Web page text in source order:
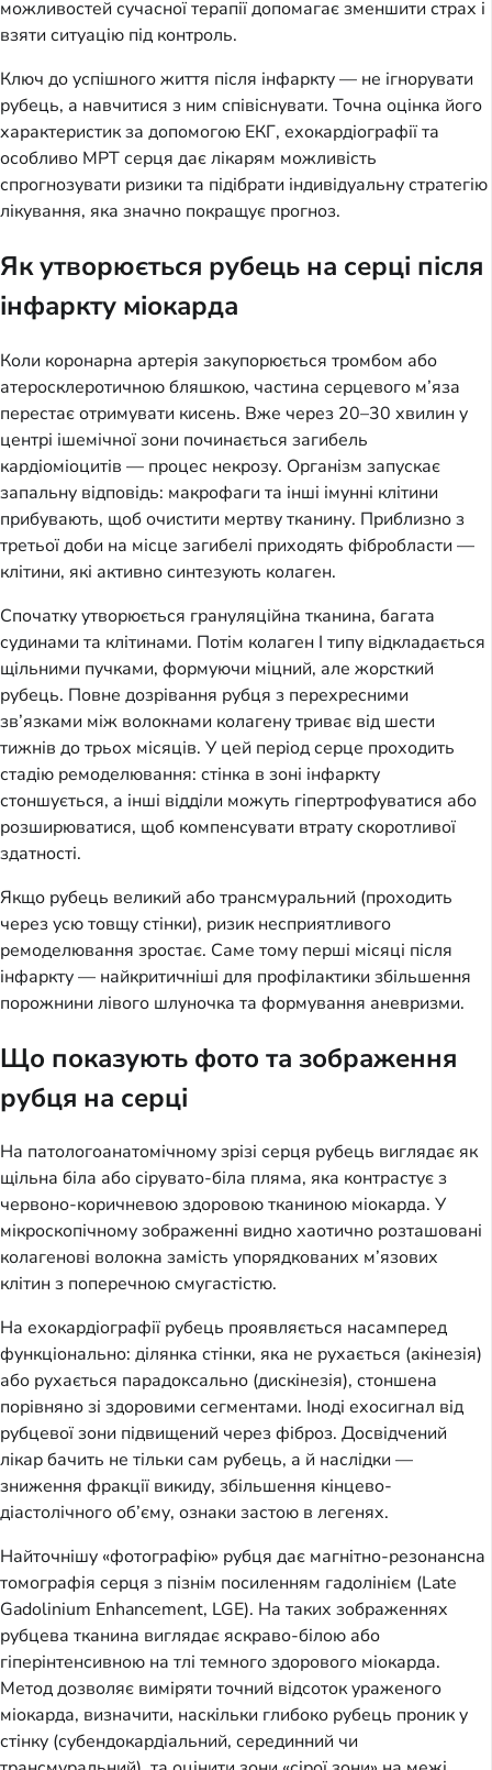
можливостей сучасної терапії допомагає зменшити страх і
взяти ситуацію під контроль.
Ключ до успішного життя після інфаркту — не ігнорувати
рубець, а навчитися з ним співіснувати. Точна оцінка його
характеристик за допомогою ЕКГ, ехокардіографії та
особливо МРТ серця дає лікарям можливість
спрогнозувати ризики та підібрати індивідуальну стратегію
лікування, яка значно покращує прогноз.
Як утворюється рубець на серці після
інфаркту міокарда
Коли коронарна артерія закупорюється тромбом або
атеросклеротичною бляшкою, частина серцевого м’яза
перестає отримувати кисень. Вже через 20–30 хвилин у
центрі ішемічної зони починається загибель
кардіоміоцитів — процес некрозу. Організм запускає
запальну відповідь: макрофаги та інші імунні клітини
прибувають, щоб очистити мертву тканину. Приблизно з
третьої доби на місце загибелі приходять фібробласти —
клітини, які активно синтезують колаген.
Спочатку утворюється грануляційна тканина, багата
судинами та клітинами. Потім колаген I типу відкладається
щільними пучками, формуючи міцний, але жорсткий
рубець. Повне дозрівання рубця з перехресними
зв’язками між волокнами колагену триває від шести
тижнів до трьох місяців. У цей період серце проходить
стадію ремоделювання: стінка в зоні інфаркту
стоншується, а інші відділи можуть гіпертрофуватися або
розширюватися, щоб компенсувати втрату скоротливої
здатності.
Якщо рубець великий або трансмуральний (проходить
через усю товщу стінки), ризик несприятливого
ремоделювання зростає. Саме тому перші місяці після
інфаркту — найкритичніші для профілактики збільшення
порожнини лівого шлуночка та формування аневризми.
Що показують фото та зображення
рубця на серці
На патологоанатомічному зрізі серця рубець виглядає як
щільна біла або сірувато-біла пляма, яка контрастує з
червоно-коричневою здоровою тканиною міокарда. У
мікроскопічному зображенні видно хаотично розташовані
колагенові волокна замість упорядкованих м’язових
клітин з поперечною смугастістю.
На ехокардіографії рубець проявляється насамперед
функціонально: ділянка стінки, яка не рухається (акінезія)
або рухається парадоксально (дискінезія), стоншена
порівняно зі здоровими сегментами. Іноді ехосигнал від
рубцевої зони підвищений через фіброз. Досвідчений
лікар бачить не тільки сам рубець, а й наслідки —
зниження фракції викиду, збільшення кінцево-
діастолічного об’єму, ознаки застою в легенях.
Найточнішу «фотографію» рубця дає магнітно-резонансна
томографія серця з пізнім посиленням гадолінієм (Late
Gadolinium Enhancement, LGE). На таких зображеннях
рубцева тканина виглядає яскраво-білою або
гіперінтенсивною на тлі темного здорового міокарда.
Метод дозволяє виміряти точний відсоток ураженого
міокарда, визначити, наскільки глибоко рубець проник у
стінку (субендокардіальний, серединний чи